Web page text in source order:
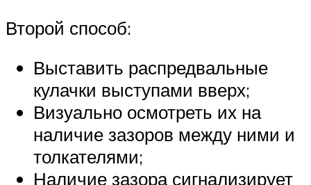
Второй способ:
Выставить распредвальные
кулачки выступами вверх;
Визуально осмотреть их на
наличие зазоров между ними и
толкателями;
Наличие зазора сигнализирует